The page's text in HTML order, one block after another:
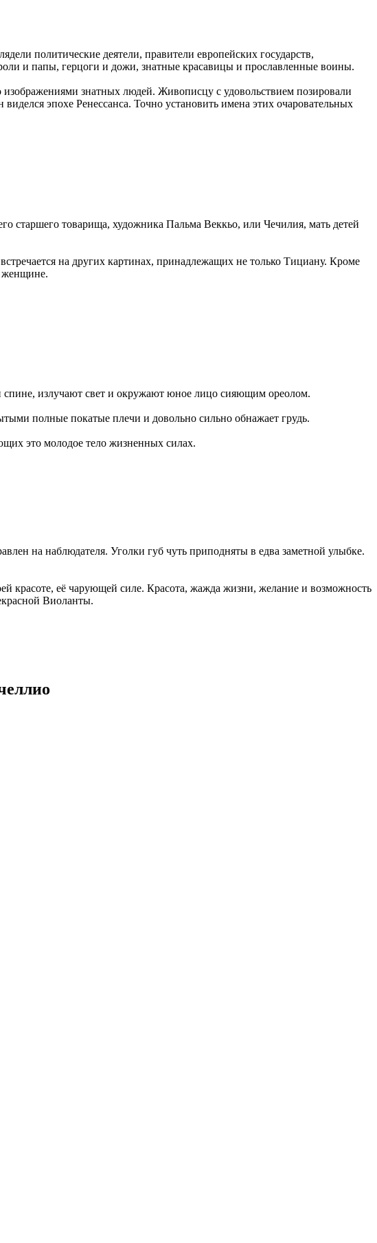
политические деятели, правители европейских государств,
и папы, герцоги и дожи, знатные красавицы и прославленные воины.
знатных людей. Живописцу с удовольствием позировали
эпохе Ренессанса. Точно установить имена этих очаровательных
старшего товарища, художника Пальма Веккьо, или Чечилия, мать детей
на других картинах, принадлежащих не только Тициану. Кроме
женщине.
спине, излучают свет и окружают юное лицо сияющим ореолом.
полные покатые плечи и довольно сильно обнажает грудь.
это молодое тело жизненных силах.
на наблюдателя. Уголки губ чуть приподняты в едва заметной улыбке.
красоте, её чарующей силе. Красота, жажда жизни, желание и возможность
Виоланты.